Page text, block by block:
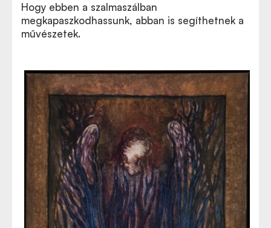
Hogy ebben a szalmaszálban
megkapaszkodhassunk, abban is segíthetnek a
művészetek.